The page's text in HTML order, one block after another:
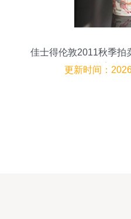
佳士得伦敦2011秋季拍
精品厚册与工艺美术
更新时间：